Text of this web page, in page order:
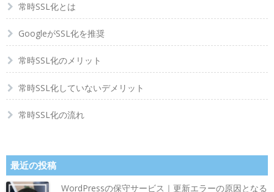
常時SSL化とは
GoogleがSSL化を推奨
常時SSL化のメリット
常時SSL化していないデメリット
常時SSL化の流れ
最近の投稿
WordPressの保守サービス｜更新エラーの原因となる